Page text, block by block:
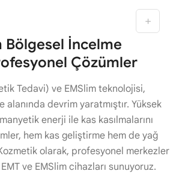
Bölgesel İncelme
Çözümler
Tedavi) ve EMSlim teknolojisi,
devrim yaratmıştır. Yüksek
enerji ile kas kasılmalarını
hem kas geliştirme hem de yağ
olarak, profesyonel merkezler
ve EMSlim cihazları sunuyoruz.